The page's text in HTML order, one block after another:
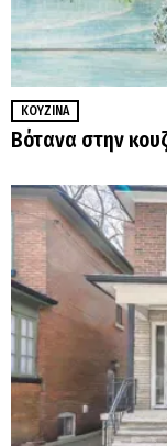
ΚΟΥΖΊΝΑ
Βότανα στην